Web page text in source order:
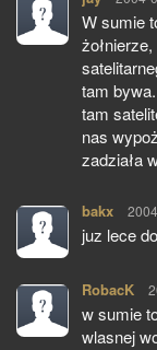
W sumie
tam
tam
nas
zadziała
bakx
juz lece
RobacK
w sumie
wlasnej